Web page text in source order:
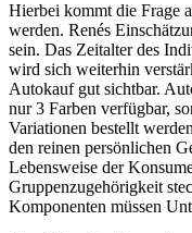
Hierbei kommt die Frage
werden. Renés
sein. Das Zeitalter des
wird sich weiterhin
Autokauf gut sichtbar.
nur 3 Farben verfügbar,
Variationen bestellt
den reinen persönlichen
Lebensweise der
Gruppenzugehörigkeit
Komponenten müssen